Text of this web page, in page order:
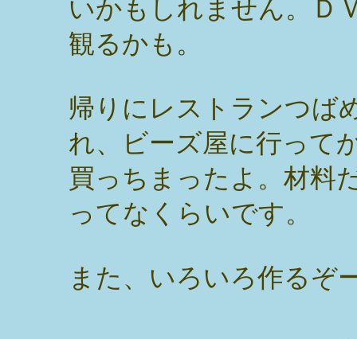
いかもしれません。Ｄ
観るかも。
帰りにレストランつば
れ、ビーズ屋に行って
買っちまったよ。材料
ってなくらいです。
また、いろいろ作るぞ